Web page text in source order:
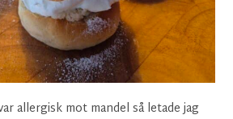
allergisk mot mandel så letade jag